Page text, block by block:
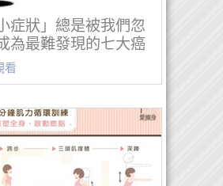
症狀」總是被我們忽
為最難發現的七大癌
看